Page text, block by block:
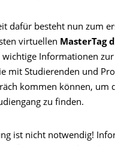
dafür besteht nun zum
virtuellen MasterTag
wichtige Informationen
mit Studierenden und
kommen können, um
zu finden.
ist nicht notwendig!